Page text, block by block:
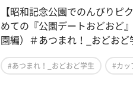
【昭和記念公園でのんびりピ
めての『公園デートおどおど
園編）＃あつまれ！_おどおど
#あつまれ！_おどおど学生 #カッ